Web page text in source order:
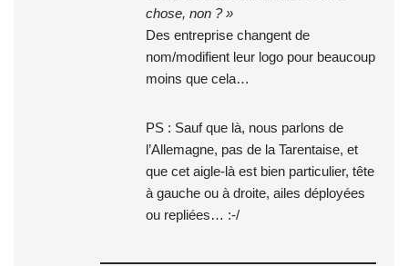
chose, non ? »
Des entreprise changent de
nom/modifient leur logo pour beaucoup
moins que cela…
PS : Sauf que là, nous parlons de
l’Allemagne, pas de la Tarentaise, et
que cet aigle-là est bien particulier, tête
à gauche ou à droite, ailes déployées
ou repliées… :-/